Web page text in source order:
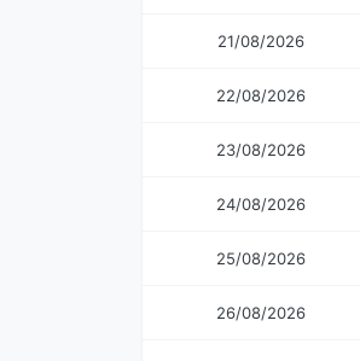
21/08/2026
22/08/2026
23/08/2026
24/08/2026
25/08/2026
26/08/2026